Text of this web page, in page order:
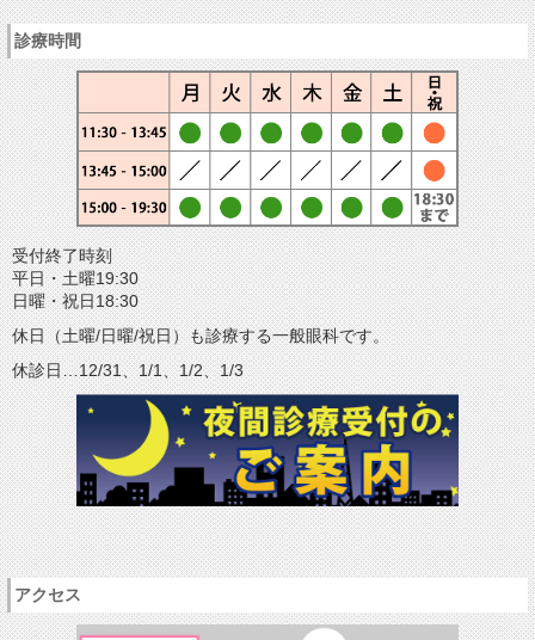
診療時間
受付終了時刻
平日・土曜19:30
日曜・祝日18:30
休日（土曜/日曜/祝日）も診療する一般眼科です。
休診日…12/31、1/1、1/2、1/3
アクセス